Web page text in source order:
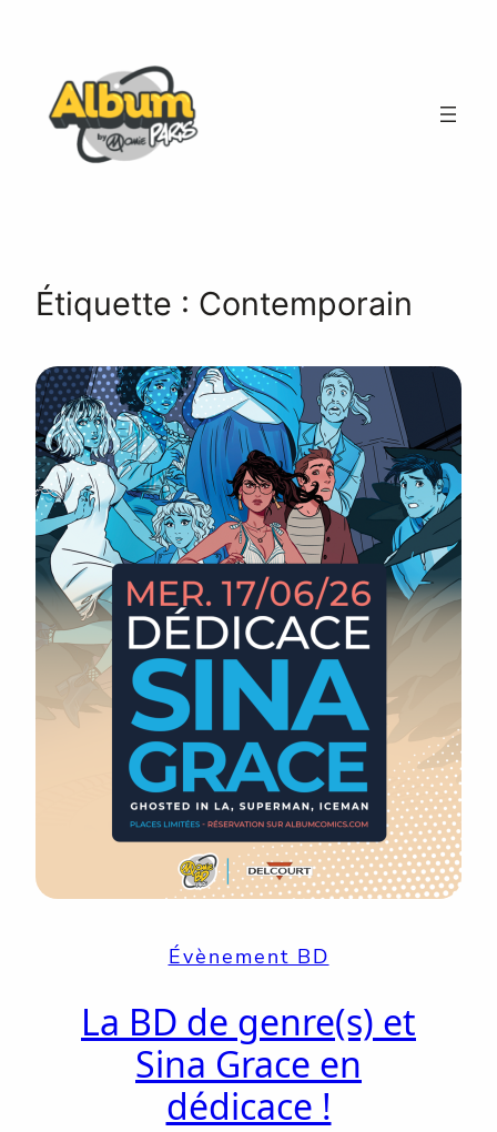
contenu
Étiquette : Contemporain
Évènement BD
La BD de genre(s) et
Sina Grace en
dédicace !